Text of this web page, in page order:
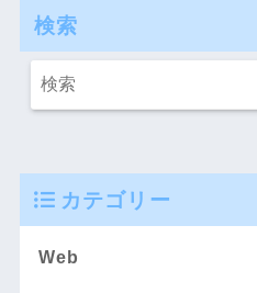
検索
カテゴリー
Web